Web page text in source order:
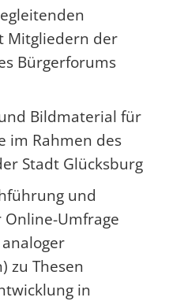
Mitgliedern der
Bürgerforums
Bildmaterial für
im Rahmen des
Stadt Glücksburg
und
Umfrage
zu Thesen
in